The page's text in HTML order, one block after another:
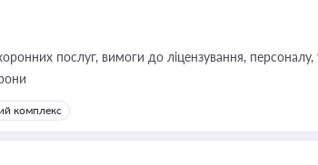
послуг, вимоги до ліцензування, персоналу,
комплекс